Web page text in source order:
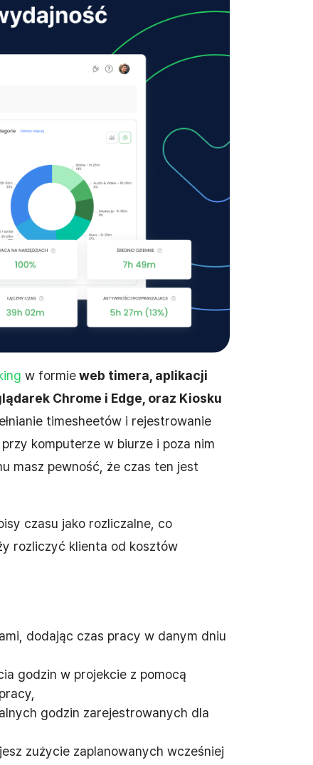
w formieweb timera, aplikacji
Chrome i Edge, oraz Kiosku
timesheetów i rejestrowanie
komputerze w biurze i poza nim
masz pewność, że czas ten jest
czasu jako rozliczalne, co
rozliczyć klienta od kosztów
dodając czas pracy w danym dniu
godzin w projekcie z pomocą
godzin zarejestrowanych dla
zużycie zaplanowanych wcześniej